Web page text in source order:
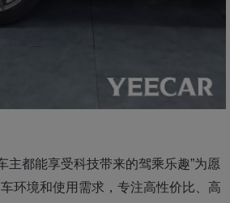
主都能享受科技带来的驾乘乐趣”为愿
环境和使用需求，专注高性价比、高